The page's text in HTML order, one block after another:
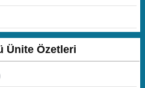
Ünite Özetleri